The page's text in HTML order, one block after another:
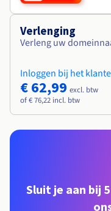
Verlenging
Verleng uw
Inloggen bij het
€ 62,99 excl. btw
of € 76,22 incl. btw
Sluit je aan bij